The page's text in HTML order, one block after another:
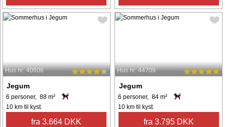
Hus nr: 40606
Jegum
6 personer, 88 m²
10 km til kyst.
fra 3.664 DKK
Hus nr: 44709
Jegum
6 personer, 84 m²
10 km til kyst.
fra 3.795 DKK